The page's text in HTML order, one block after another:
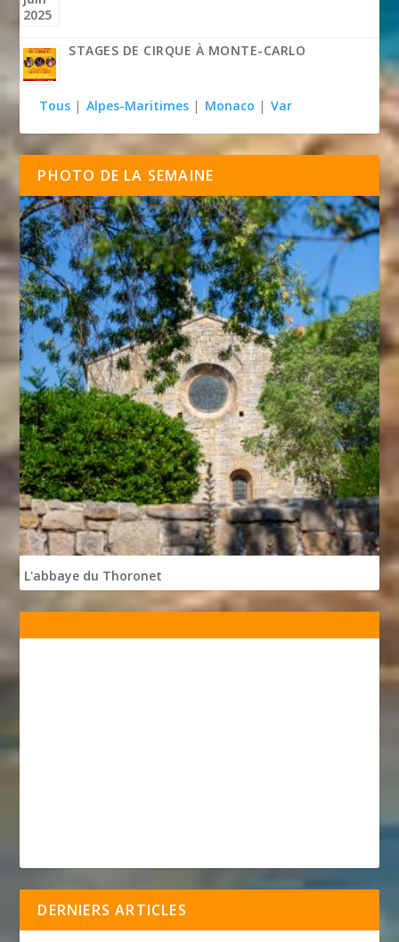
STAGES DE CIRQUE À MONTE-CARLO
Tous | Alpes-Maritimes | Monaco | Var
PHOTO DE LA SEMAINE
L'abbaye du Thoronet
DERNIERS ARTICLES